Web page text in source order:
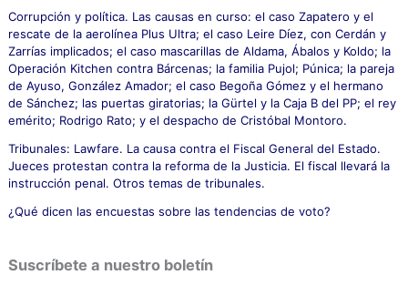
Corrupción y política. Las causas en curso: el caso Zapatero y el
rescate de la aerolínea Plus Ultra; el caso Leire Díez, con Cerdán y
Zarrías implicados; el caso mascarillas de Aldama, Ábalos y Koldo; la
Operación Kitchen contra Bárcenas; la familia Pujol; Púnica; la pareja
de Ayuso, González Amador; el caso Begoña Gómez y el hermano
de Sánchez; las puertas giratorias; la Gürtel y la Caja B del PP; el rey
emérito; Rodrigo Rato; y el despacho de Cristóbal Montoro.
Tribunales: Lawfare. La causa contra el Fiscal General del Estado.
Jueces protestan contra la reforma de la Justicia. El fiscal llevará la
instrucción penal. Otros temas de tribunales.
¿Qué dicen las encuestas sobre las tendencias de voto?
Suscríbete a nuestro boletín